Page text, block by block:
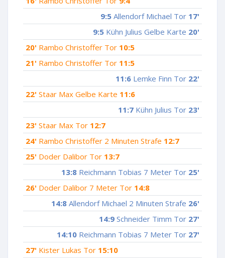
9:5 Allendorf Michael Tor 17'
9:5 Kühn Julius Gelbe Karte 20'
20' Rambo Christoffer Tor 10:5
21' Rambo Christoffer Tor 11:5
11:6 Lemke Finn Tor 22'
22' Staar Max Gelbe Karte 11:6
11:7 Kühn Julius Tor 23'
23' Staar Max Tor 12:7
24' Rambo Christoffer 2 Minuten Strafe 12:7
25' Doder Dalibor Tor 13:7
13:8 Reichmann Tobias 7 Meter Tor 25'
26' Doder Dalibor 7 Meter Tor 14:8
14:8 Allendorf Michael 2 Minuten Strafe 26'
14:9 Schneider Timm Tor 27'
14:10 Reichmann Tobias 7 Meter Tor 27'
27' Kister Lukas Tor 15:10